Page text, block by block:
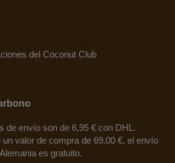
del Coconut Club
de envío son de 6,95 € con DHL.
un valor de compra de 69,00 €, el envío
es gratuito.